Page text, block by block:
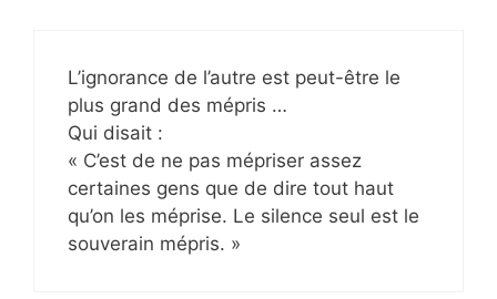
L’ignorance de l’autre est peut-être le
plus grand des mépris …
Qui disait :
« C’est de ne pas mépriser assez
certaines gens que de dire tout haut
qu’on les méprise. Le silence seul est le
souverain mépris. »